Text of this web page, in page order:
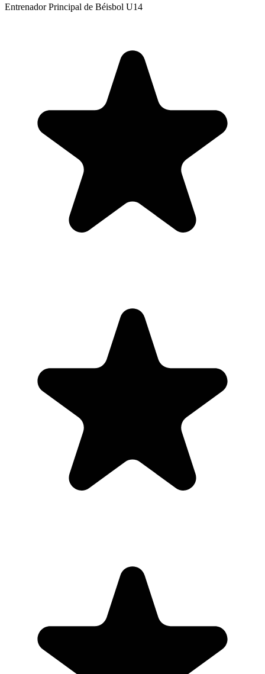
Entrenador Principal de Béisbol U14